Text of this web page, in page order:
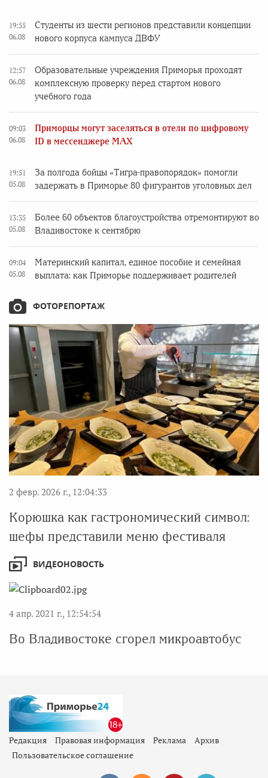
19:55
06.08
Студенты из шести регионов представили концепции
нового корпуса кампуса ДВФУ
12:57
06.08
Образовательные учреждения Приморья проходят
комплексную проверку перед стартом нового
учебного года
09:03
06.08
Приморцы могут заселяться в отели по цифровому
ID в мессенджере MAX
19:51
05.08
За полгода бойцы «Тигра-правопорядок» помогли
задержать в Приморье 80 фигурантов уголовных дел
13:35
05.08
Более 60 объектов благоустройства отремонтируют во
Владивостоке к сентябрю
09:04
05.08
Материнский капитал, единое пособие и семейная
выплата: как Приморье поддерживает родителей
ФОТОРЕПОРТАЖ
2 февр. 2026 г., 12:04:33
Корюшка как гастрономический символ:
шефы представили меню фестиваля
ВИДЕОНОВОСТЬ
4 апр. 2021 г., 12:54:54
Во Владивостоке сгорел микроавтобус
Редакция Правовая информация Реклама
Архив
Пользовательское соглашение